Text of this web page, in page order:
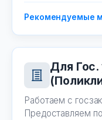
Рекомендуемые
Для
Работаем с
Предоставляем